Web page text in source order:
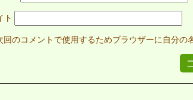
ト
回のコメントで使用するためブラウザーに自分の